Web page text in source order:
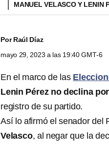
MANUEL VELASCO Y LENIN
PorRaúl Díaz
mayo 29, 2023 a las 19:40 GMT-6
En el marco de las
Lenin Pérez no declina
registro de su partido.
Así lo afirmó el senador del
Velasco, al negar que la